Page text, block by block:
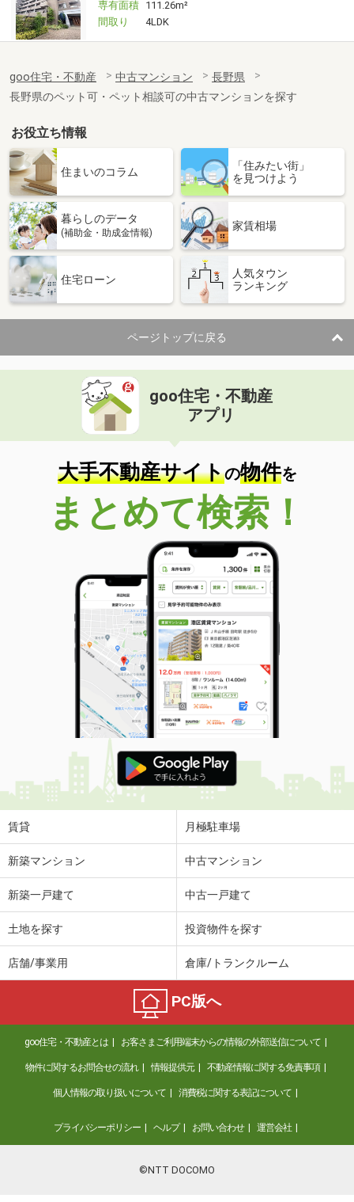
専有面積 111.26m²
間取り
4LDK
goo住宅・不動産 中古マンション
長野県
長野県のペット可・ペット相談可の中古マンションを探す
お役立ち情報
住まいのコラム
「住みたい街」
を見つけよう
暮らしのデータ
(補助金・助成金情報)
家賃相場
住宅ローン
人気タウン
ランキング
ページトップに戻る
goo住宅・不動産
アプリ
大手不動産サイトの物件を
まとめて検索！
賃貸 月極駐車場
新築マンション 中古マンション
新築一戸建て 中古一戸建て
土地を探す 投資物件を探す
店舗/事業用 倉庫/トランクルーム
PC版へ
goo住宅・不動産とは お客さまご利用端末からの情報の外部送信について
物件に関するお問合せの流れ 情報提供元 不動産情報に関する免責事項
個人情報の取り扱いについて 消費税に関する表記について
プライバシーポリシー ヘルプ お問い合わせ 運営会社
©NTT DOCOMO